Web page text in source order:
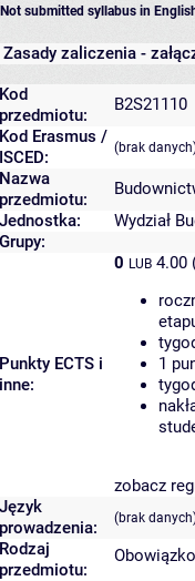
Not submitted syllabus in
Zasady zaliczenia -
Kod
przedmiotu:
B2S21110
Kod Erasmus /
ISCED:
(brak
Nazwa
przedmiotu:
Jednostka:
Wydział
Grupy:
Punkty ECTS i
inne:
0 LUB 4.00
1
zobacz
Język
prowadzenia:
(brak
Rodzaj
przedmiotu: